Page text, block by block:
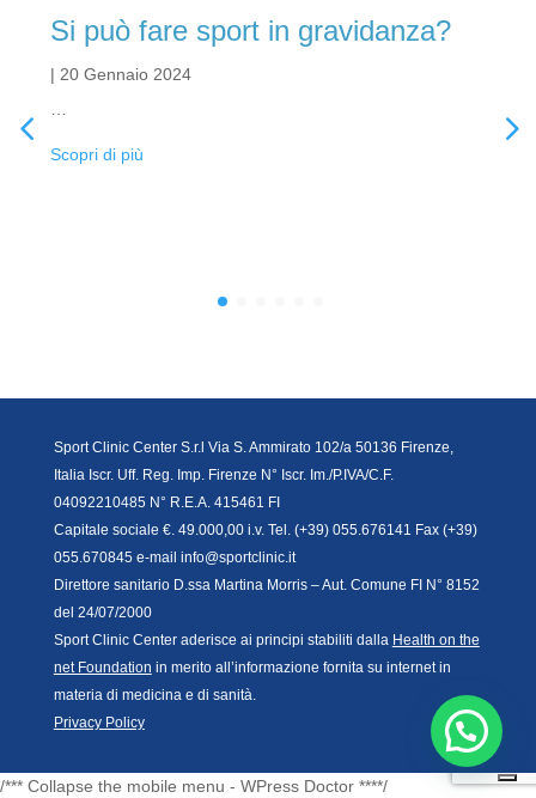
Si può fare sport in gravidanza?
| 20 Gennaio 2024
Scopri di più
Sport Clinic Center S.r.l Via S. Ammirato 102/a 50136 Firenze,
Italia Iscr. Uff. Reg. Imp. Firenze N° Iscr. Im./P.IVA/C.F.
04092210485 N° R.E.A. 415461 FI
Capitale sociale €. 49.000,00 i.v. Tel. (+39) 055.676141 Fax (+39)
055.670845 e-mail info@sportclinic.it
Direttore sanitario D.ssa Martina Morris – Aut. Comune FI N° 8152
del 24/07/2000
Sport Clinic Center aderisce ai principi stabiliti dalla Health on the
net Foundation in merito all’informazione fornita su internet in
materia di medicina e di sanità.
Privacy Policy
/*** Collapse the mobile menu - WPress Doctor ****/